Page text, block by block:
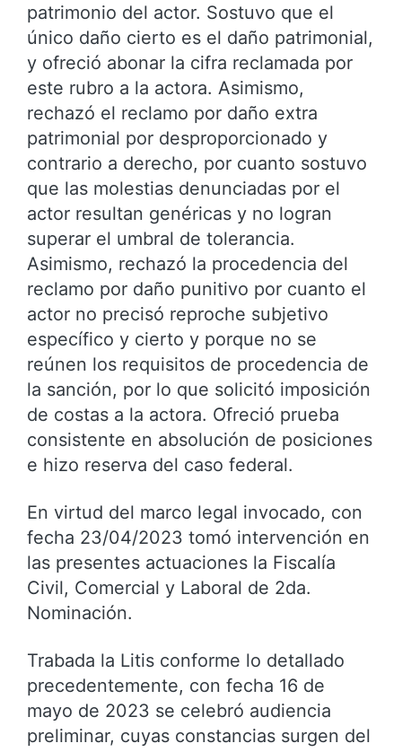
patrimonio del actor. Sostuvo que el
único daño cierto es el daño patrimonial,
y ofreció abonar la cifra reclamada por
este rubro a la actora. Asimismo,
rechazó el reclamo por daño extra
patrimonial por desproporcionado y
contrario a derecho, por cuanto sostuvo
que las molestias denunciadas por el
actor resultan genéricas y no logran
superar el umbral de tolerancia.
Asimismo, rechazó la procedencia del
reclamo por daño punitivo por cuanto el
actor no precisó reproche subjetivo
específico y cierto y porque no se
reúnen los requisitos de procedencia de
la sanción, por lo que solicitó imposición
de costas a la actora. Ofreció prueba
consistente en absolución de posiciones
e hizo reserva del caso federal.
En virtud del marco legal invocado, con
fecha 23/04/2023 tomó intervención en
las presentes actuaciones la Fiscalía
Civil, Comercial y Laboral de 2da.
Nominación.
Trabada la Litis conforme lo detallado
precedentemente, con fecha 16 de
mayo de 2023 se celebró audiencia
preliminar, cuyas constancias surgen del